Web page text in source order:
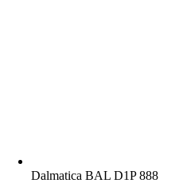
Dalmatica BAL D1P 888